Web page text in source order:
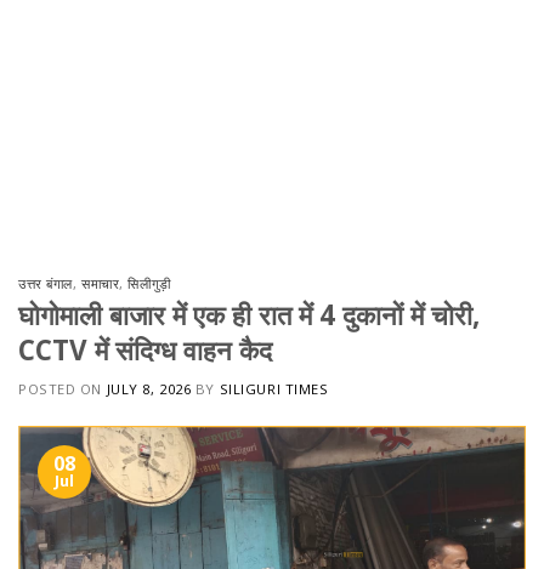
उत्तर बंगाल,समाचार,सिलीगुड़ी
घोगोमाली बाजार में एक ही रात में 4 दुकानों में चोरी,
CCTV में संदिग्ध वाहन कैद
POSTED ON JULY 8, 2026 BY SILIGURI TIMES
08
Jul